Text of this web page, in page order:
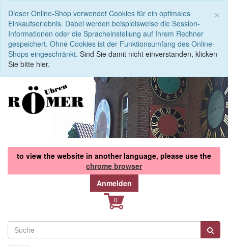
×
Dieser Online-Shop verwendet Cookies für ein optimales
Einkaufserlebnis. Dabei werden beispielsweise die Session-
Informationen oder die Spracheinstellung auf Ihrem Rechner
gespeichert. Ohne Cookies ist der Funktionsumfang des Online-
Shops eingeschränkt. Sind Sie damit nicht einverstanden, klicken
Sie bitte hier.
to view the website in another language, please use the
chrome browser
Anmelden